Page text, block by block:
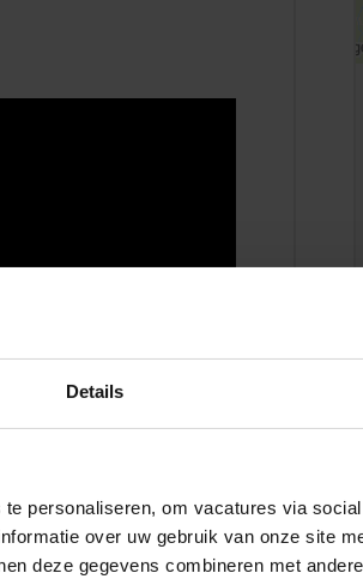
Details
personaliseren, om vacatures via
over uw gebruik van onze site
deze gegevens combineren met